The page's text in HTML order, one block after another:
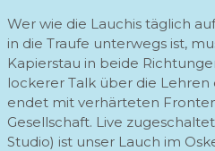
Wer wie die Lauchis täglich
in die Traufe unterwegs ist,
Kapierstau in beide
lockerer Talk über die
endet mit verhärteten
Gesellschaft. Live
Studio) ist unser Lauch im